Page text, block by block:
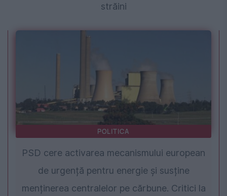
străini
POLITICA
PSD cere activarea mecanismului european
de urgență pentru energie și susține
menținerea centralelor pe cărbune. Critici la